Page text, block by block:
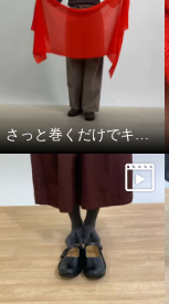
さっと巻くだけでキマる！アレンジ3選